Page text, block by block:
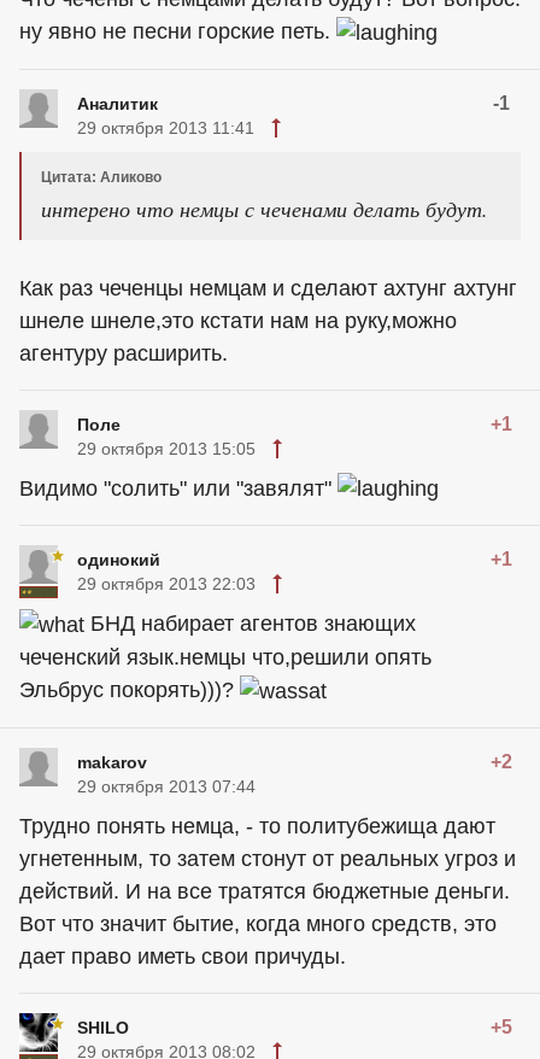
ну явно не песни горские петь.
Аналитик -1
29 октября 2013 11:41
Цитата: Аликово
интерено что немцы с чеченами делать будут.
Как раз чеченцы немцам и сделают ахтунг ахтунг
шнеле шнеле,это кстати нам на руку,можно
агентуру расширить.
Поле +1
29 октября 2013 15:05
Видимо "солить" или "завялят"
одинокий +1
29 октября 2013 22:03
БНД набирает агентов знающих
чеченский язык.немцы что,решили опять
Эльбрус покорять)))?
makarov +2
29 октября 2013 07:44
Трудно понять немца, - то политубежища дают
угнетенным, то затем стонут от реальных угроз и
действий. И на все тратятся бюджетные деньги.
Вот что значит бытие, когда много средств, это
дает право иметь свои причуды.
SHILO +5
29 октября 2013 08:02